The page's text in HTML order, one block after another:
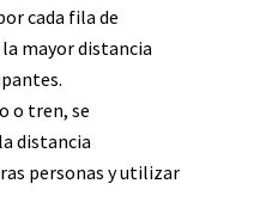
cada fila de
mayor distancia
o tren, se
distancia
personas y utilizar